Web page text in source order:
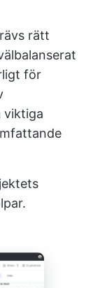
rätt
för
viktiga